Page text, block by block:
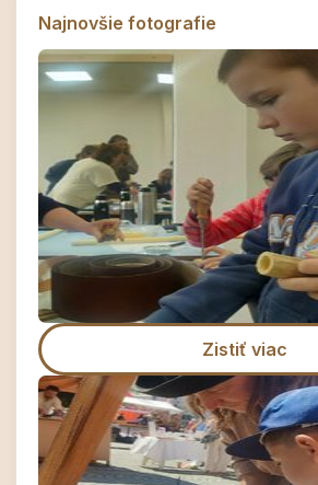
Najnovšie fotografie
Zistiť viac